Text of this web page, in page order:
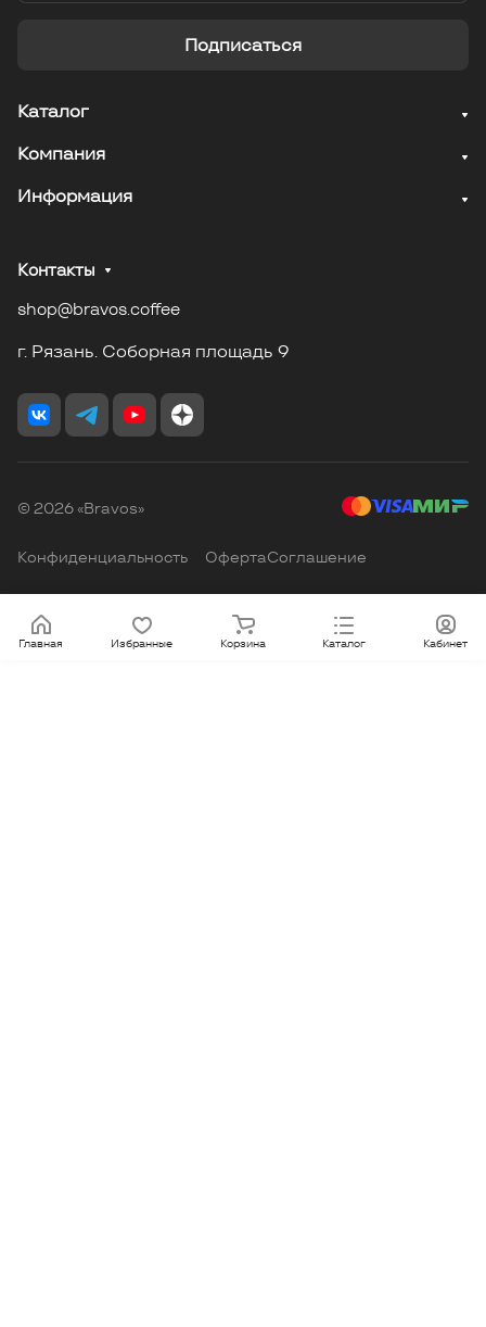
Главная Избранные Корзина Каталог Кабинет
Подписаться
Каталог
Компания
Информация
Контакты
shop@bravos.coffee
г. Рязань. Соборная площадь 9
© 2026 «Bravos»
Конфиденциальность ОфертаСоглашение